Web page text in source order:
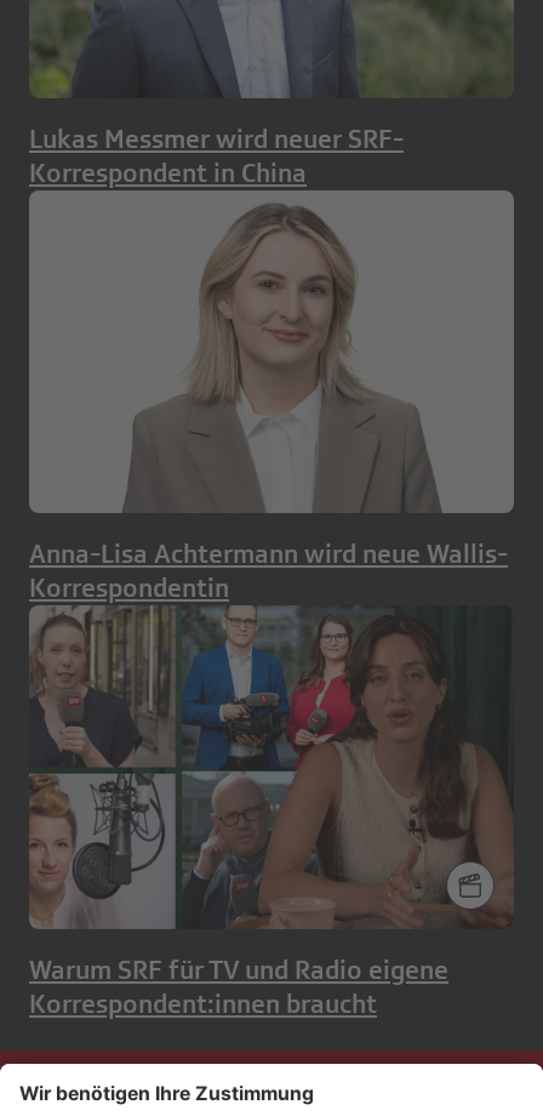
Lukas Messmer wird neuer SRF-
Korrespondent in China
Anna-Lisa Achtermann wird neue Wallis-
Korrespondentin
Warum SRF für TV und Radio eigene
Korrespondent:innen braucht